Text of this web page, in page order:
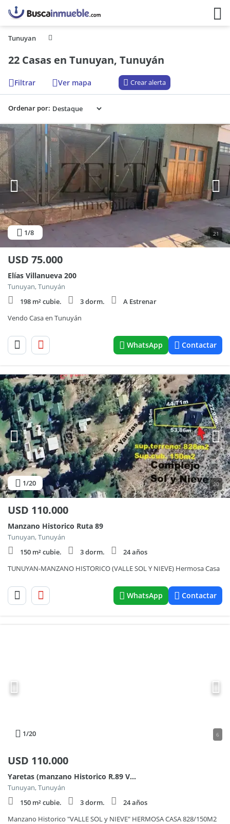
Tunuyan
22 Casas en Tunuyan, Tunuyán
Filtrar Ver mapa Crear alerta
Ordenar por:
1/8 21
USD 75.000
Elías Villanueva 200
Tunuyan, Tunuyán
198 m² cubie.
3 dorm.
A Estrenar
Vendo Casa en Tunuyán
WhatsApp Contactar
1/20 20
USD 110.000
Manzano Historico Ruta 89
Tunuyan, Tunuyán
150 m² cubie.
3 dorm.
24 años
TUNUYAN-MANZANO HISTORICO (VALLE SOL Y NIEVE) Hermosa Casa
WhatsApp Contactar
1/20 6
USD 110.000
Yaretas (manzano Historico R.89 Valle Sol Y Nieve) 100
Tunuyan, Tunuyán
150 m² cubie.
3 dorm.
24 años
Manzano Historico "VALLE SOL y NIEVE" HERMOSA CASA 828/150M2